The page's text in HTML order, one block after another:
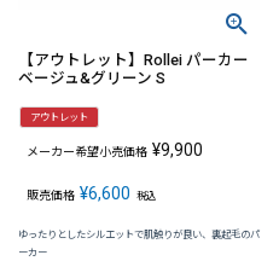
【アウトレット】Rollei パーカー
ベージュ&グリーン S
アウトレット
メーカー希望小売価格 ¥9,900
販売価格 ¥6,600 税込
ゆったりとしたシルエットで肌触りが良い、裏起毛のパ
ーカー